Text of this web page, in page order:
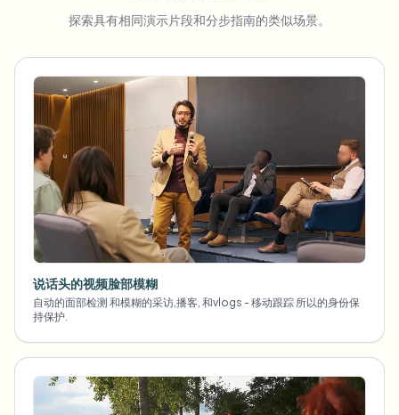
探索具有相同演示片段和分步指南的类似场景。
说话头的视频脸部模糊
自动的面部检测 和模糊的采访,播客, 和vlogs - 移动跟踪 所以的身份保
持保护.